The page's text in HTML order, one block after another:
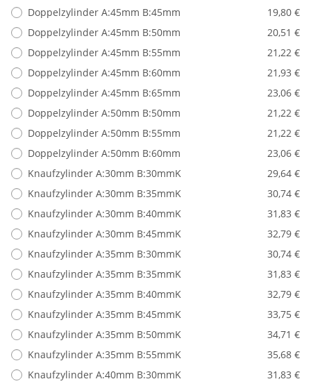
Doppelzylinder A:45mm B:45mm
19,80 €
Doppelzylinder A:45mm B:50mm
20,51 €
Doppelzylinder A:45mm B:55mm
21,22 €
Doppelzylinder A:45mm B:60mm
21,93 €
Doppelzylinder A:45mm B:65mm
23,06 €
Doppelzylinder A:50mm B:50mm
21,22 €
Doppelzylinder A:50mm B:55mm
21,22 €
Doppelzylinder A:50mm B:60mm
23,06 €
Knaufzylinder A:30mm B:30mmK
29,64 €
Knaufzylinder A:30mm B:35mmK
30,74 €
Knaufzylinder A:30mm B:40mmK
31,83 €
Knaufzylinder A:30mm B:45mmK
32,79 €
Knaufzylinder A:35mm B:30mmK
30,74 €
Knaufzylinder A:35mm B:35mmK
31,83 €
Knaufzylinder A:35mm B:40mmK
32,79 €
Knaufzylinder A:35mm B:45mmK
33,75 €
Knaufzylinder A:35mm B:50mmK
34,71 €
Knaufzylinder A:35mm B:55mmK
35,68 €
Knaufzylinder A:40mm B:30mmK
31,83 €